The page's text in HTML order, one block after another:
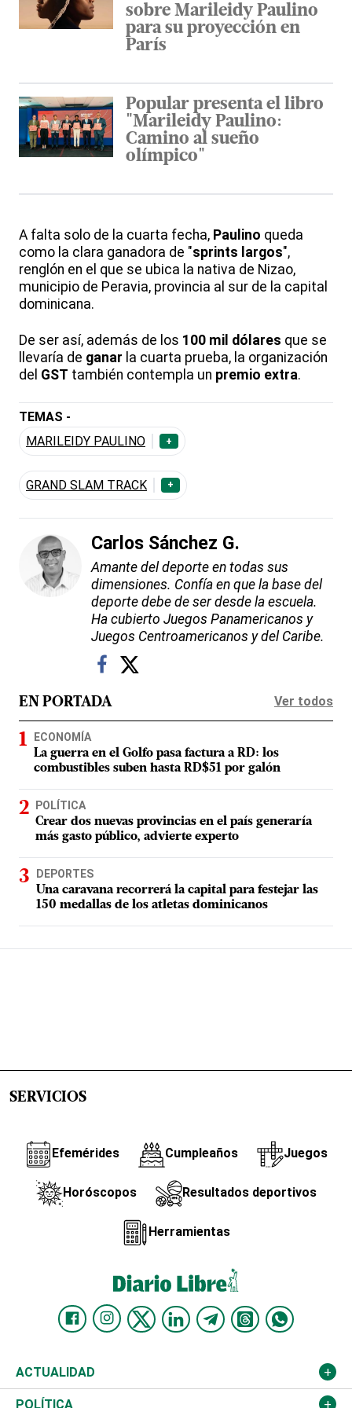
sobre Marileidy Paulino
para su proyección en
París
Popular presenta el libro
"Marileidy Paulino:
Camino al sueño
olímpico"
A falta solo de la cuarta fecha, Paulino queda
como la clara ganadora de "sprints largos",
renglón en el que se ubica la nativa de Nizao,
municipio de Peravia, provincia al sur de la capital
dominicana.
De ser así, además de los 100 mil dólares que se
llevaría de ganar la cuarta prueba, la organización
del GST también contempla un premio extra.
TEMAS -
MARILEIDY PAULINO
+
GRAND SLAM TRACK +
Carlos Sánchez G.
Amante del deporte en todas sus
dimensiones. Confía en que la base del
deporte debe de ser desde la escuela.
Ha cubierto Juegos Panamericanos y
Juegos Centroamericanos y del Caribe.
EN PORTADA Ver todos
ECONOMÍA
La guerra en el Golfo pasa factura a RD: los
combustibles suben hasta RD$51 por galón
POLÍTICA
Crear dos nuevas provincias en el país generaría
más gasto público, advierte experto
DEPORTES
Una caravana recorrerá la capital para festejar las
150 medallas de los atletas dominicanos
SERVICIOS
Efemérides Cumpleaños Juegos
Horóscopos Resultados deportivos
Herramientas
ACTUALIDAD
Nacional
POLÍTICA